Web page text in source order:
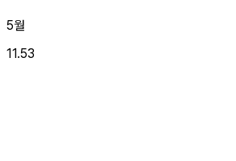
5월
11.53